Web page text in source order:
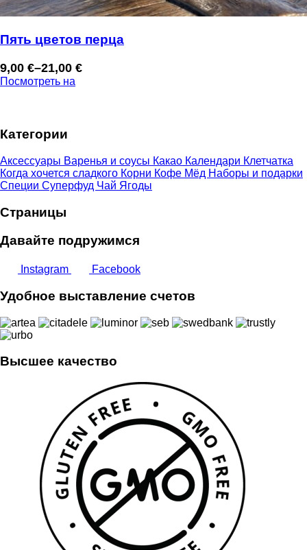
Пять цветов перца
9,00 €–21,00 €
Диапазон
цен:
21,00 €
Посмотреть на
Категории
Аксессуары Варенья и соусы Какао Календари Клетчатка
Когда хочется сладкого Корни Кофе Мёд Наборы и подарки
Специи Суперфуд Чай Ягоды
Страницы
Давайте подружимся
Instagram Facebook
Удобное выставление счетов
Высшее качество